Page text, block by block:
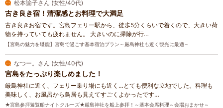
松本諭子さん (女性/40代)
古き良き宿！清潔感とお料理で大満足
古き良きお宿です。宮島フェリー駅から、徒歩5分くらいで着くので、大きい荷
物を持っていても疲れません。 大きいのに掃除が行…
【宮島の魅力を堪能】宮島で過ごす基本宿泊プラン～厳島神社も近く観光に最適～
なつー。さん (女性/40代)
宮島をたっぷり楽しめました！
厳島神社に近く、フェリー乗り場にも近く…とても便利な立地でした。料理も
美味しく、お風呂から鳥居も見えてすごくよかったです…
★宮島参拝遊覧船ナイトクルーズ★厳島神社を船上参拝！～基本会席料理～会場おまかせ～